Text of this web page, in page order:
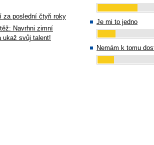
za poslední čtyři roky
Navrhni zimní
ukaž svůj talent!
Je mi to jedno
Nemám k tomu